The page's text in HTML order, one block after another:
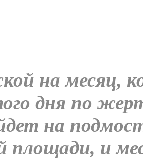
на месяц,
дня по
на
площади, и